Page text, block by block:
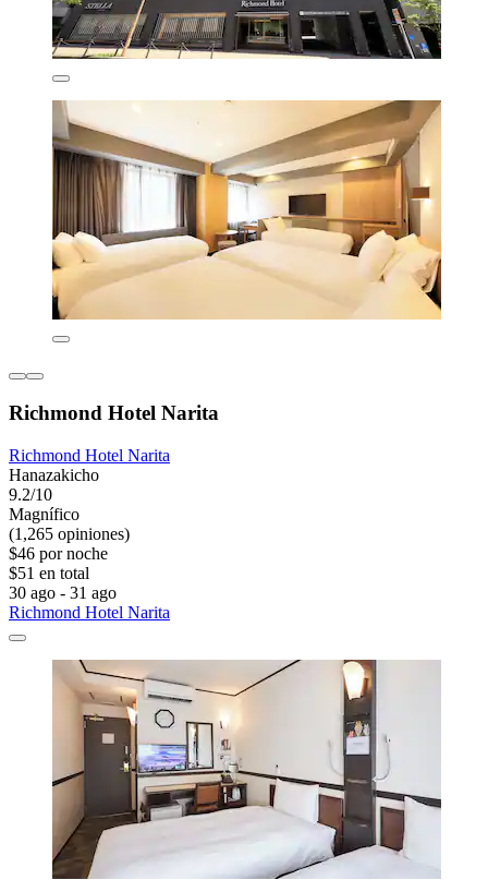
Richmond Hotel Narita
Richmond Hotel Narita
Hanazakicho
9.2/10
Magnífico
(1,265 opiniones)
$46 por noche
$51 en total
30 ago - 31 ago
Richmond Hotel Narita